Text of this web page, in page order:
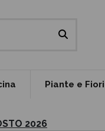
Piante e Fiori
2026